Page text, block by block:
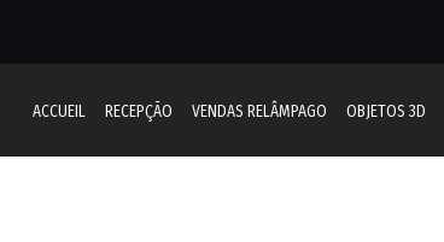
ACCUEIL RECEPÇÃO VENDAS RELÂMPAGO OBJETOS 3D